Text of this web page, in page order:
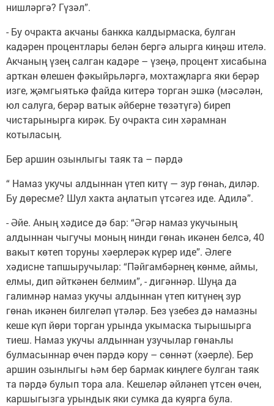
нишләргә? Гүзәл”.
- Бу очракта акчаны банкка калдырмаска, булган
кадәрен процентлары белән бергә алырга киңәш ителә.
Акчаның үзең салган кадәре – үзеңә, процент хисабына
арткан өлешен фәкыйрьләргә, мохтаҗларга яки берәр
изге, җәмгыятькә файда китерә торган эшкә (мәсәлән,
юл салуга, берәр ватык әйберне төзәтүгә) биреп
чистарынырга кирәк. Бу очракта син хәрамнан
котыласың.
Бер аршин озынлыгы таяк та – пәрдә
“ Намаз укучы алдыннан үтеп китү — зур гөнаһ, диләр.
Бу дөресме? Шул хакта аңлатып үтсәгез иде. Адилә”.
- Әйе. Аның хәдисе дә бар: “Әгәр намаз укучының
алдыннан чыгучы моның нинди гөнаһ икәнен белсә, 40
вакыт көтеп торуны хәерлерәк күрер иде”. Әлеге
хәдисне тапшыручылар: “Пәйгамбәрнең көнме, аймы,
елмы, дип әйткәнен белмим”, - дигәннәр. Шуңа да
галимнәр намаз укучы алдыннан үтеп китүнең зур
гөнаһ икәнен билгеләп үтәләр. Без үзебез дә намазны
кеше күп йөри торган урында укымаска тырышырга
тиеш. Намаз укучы алдыннан узучылар гөнаһлы
булмасыннар өчен пәрдә кору – сөннәт (хәерле). Бер
аршин озынлыгы һәм бер бармак киңлеге булган таяк
та пәрдә булып тора ала. Кешеләр әйләнеп үтсен өчен,
каршыгызга урындык яки сумка да куярга була.